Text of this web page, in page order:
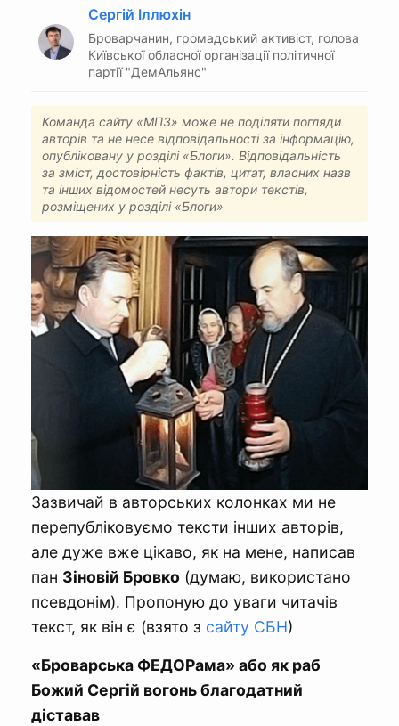
Сергій Іллюхін
Броварчанин, громадський активіст, голова
Київської обласної організації політичної
партії "ДемАльянс"
Команда сайту «МПЗ» може не поділяти погляди
авторів та не несе відповідальності за інформацію,
опубліковану у розділі «Блоги». Відповідальність
за зміст, достовірність фактів, цитат, власних назв
та інших відомостей несуть автори текстів,
розміщених у розділі «Блоги»
Зазвичай в авторських колонках ми не
перепубліковуємо тексти інших авторів,
але дуже вже цікаво, як на мене, написав
пан Зіновій Бровко (думаю, використано
псевдонім). Пропоную до уваги читачів
текст, як він є (взято з сайту СБН)
«Броварська ФЕДОРама» або як раб
Божий Сергій вогонь благодатний
діставав